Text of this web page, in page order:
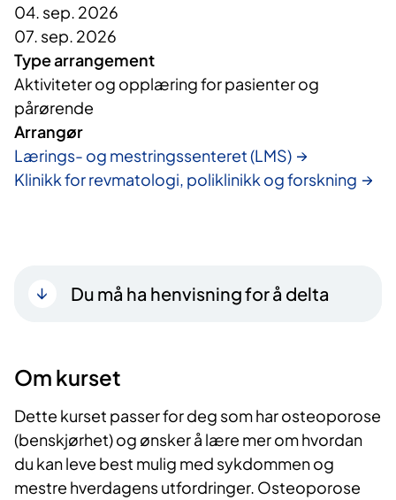
04. sep. 2026
07. sep. 2026
Type arrangement
Aktiviteter og opplæring for pasienter og
pårørende
Arrangør
Lærings- og mestringssenteret (LMS)
Klinikk for revmatologi, poliklinikk og forskning
Du må ha henvisning for å delta
Om kurset
Dette kurset passer for deg som har osteoporose
(benskjørhet) og ønsker å lære mer om hvordan
du kan leve best mulig med sykdommen og
mestre hverdagens utfordringer. Osteoporose